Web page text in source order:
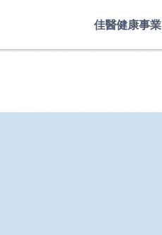
佳醫健康事業